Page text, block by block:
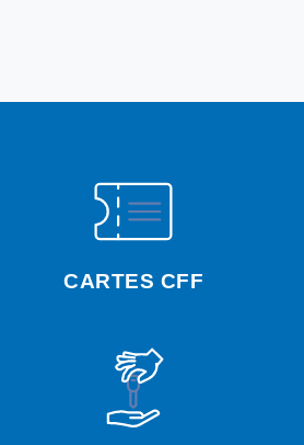
CARTES CFF